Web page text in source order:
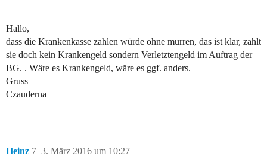
Hallo,
dass die Krankenkasse zahlen würde ohne murren, das ist klar, zahlt
sie doch kein Krankengeld sondern Verletztengeld im Auftrag der
BG. . Wäre es Krankengeld, wäre es ggf. anders.
Gruss
Czauderna
Heinz 3. März 2016 um 10:27
7